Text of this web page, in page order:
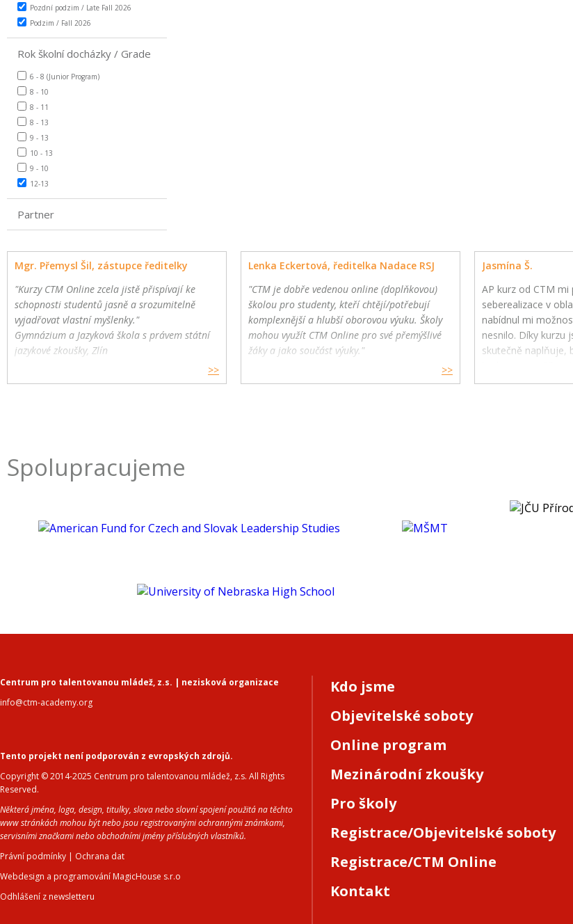
Pozdní podzim / Late Fall 2026
Podzim / Fall 2026
Rok školní docházky / Grade
6 - 8 (Junior Program)
8 - 10
8 - 11
8 - 13
9 - 13
10 - 13
9 - 10
12-13
Partner
Mgr. Přemysl Šil, zástupce ředitelky
"Kurzy CTM Online zcela jistě přispívají ke
schopnosti studentů jasně a srozumitelně
vyjadřovat vlastní myšlenky."
Gymnázium a Jazyková škola s právem státní
jazykové zkoušky, Zlín
>>
Lenka Eckertová, ředitelka Nadace RSJ
"CTM je dobře vedenou online (doplňkovou)
školou pro studenty, kteří chtějí/potřebují
komplexnější a hlubší oborovou výuku. Školy
mohou využít CTM Online pro své přemýšlivé
žáky a jako součást výuky."
>>
Jasmína Š.
AP kurz od CTM
seberealizace v
nabídnul mi
nesnilo. Díky kurzu
skutečně naplňuje,
koníčcích.
Spolupracujeme
Centrum pro talentovanou mládež, z.s. | nezisková organizace
info@ctm-academy.org
Tento projekt není podporován z evropských zdrojů.
Copyright © 2014-2025 Centrum pro talentovanou mládež, z.s. All Rights
Reserved.
Některá jména, loga, design, titulky, slova nebo slovní spojení použitá na těchto
www stránkách mohou být nebo jsou registrovanými ochrannými známkami,
servisními značkami nebo obchodními jmény příslušných vlastníků.
Právní podmínky | Ochrana dat
Webdesign a programování MagicHouse s.r.o
Odhlášení z newsletteru
Kdo jsme
Objevitelské soboty
Online program
Mezinárodní zkoušky
Pro školy
Registrace/Objevitelské soboty
Registrace/CTM Online
Kontakt